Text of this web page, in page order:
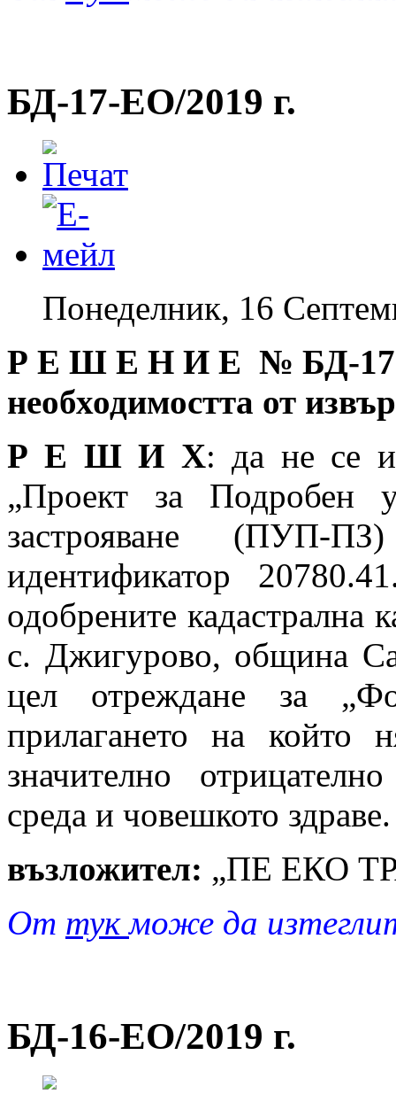
БД-17-EO/2019 г.
Понеделник, 16
Р Е Ш Е Н И Е № БД-
необходимостта от
Р Е Ш И Х: да не се
„Проект за Подробен
застрояване
идентификатор
одобрените кадастрална
с. Джигурово, община
цел отреждане за
прилагането на който
значително
среда и човешкото здраве.
възложител: „ПЕ ЕКО
От тукможе да
БД-16-EO/2019 г.